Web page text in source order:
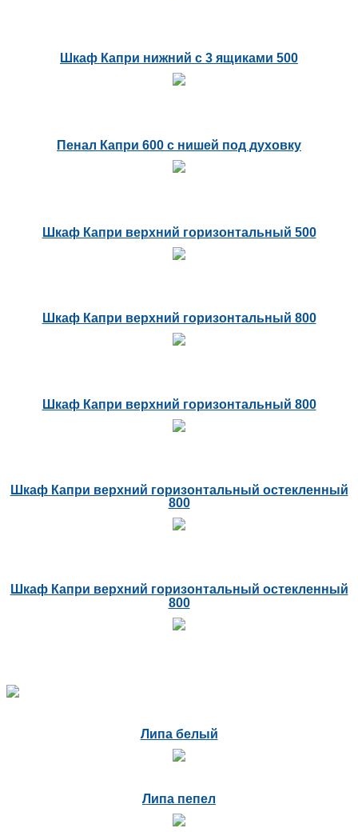
Шкаф Капри нижний с 3 ящиками 500
Пенал Капри 600 с нишей под духовку
Шкаф Капри верхний горизонтальный 500
Шкаф Капри верхний горизонтальный 800
Шкаф Капри верхний горизонтальный 800
Шкаф Капри верхний горизонтальный остекленный
800
Шкаф Капри верхний горизонтальный остекленный
800
Липа белый
Липа пепел